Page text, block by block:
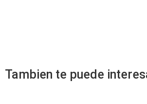
Tambien te puede